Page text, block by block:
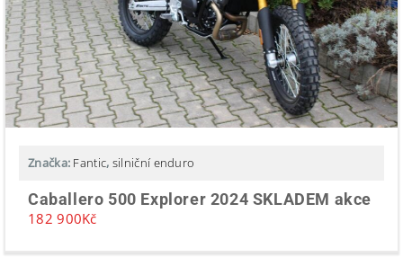
Značka: Fantic, silniční enduro
Caballero 500 Explorer 2024 SKLADEM akce
182 900Kč